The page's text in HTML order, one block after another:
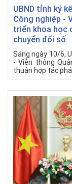
UBND tỉnh ký
Công nghiệp -
triển khoa học
chuyển đổi số
Sáng ngày 10/6,
- Viễn thông
thuận hợp tác